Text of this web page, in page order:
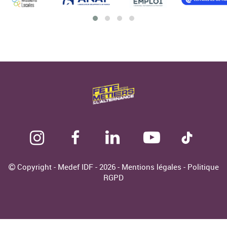
Copyright - Medef IDF - 2026 - Mentions légales - Politique
RGPD